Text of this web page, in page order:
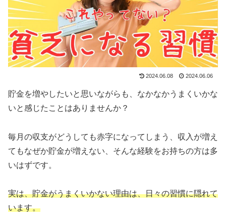
2024.06.08 2024.06.06
貯金を増やしたいと思いながらも、なかなかうまくいかな
いと感じたことはありませんか？
毎月の収支がどうしても赤字になってしまう、収入が増え
てもなぜか貯金が増えない、そんな経験をお持ちの方は多
いはずです。
実は、貯金がうまくいかない理由は、日々の習慣に隠れて
います。